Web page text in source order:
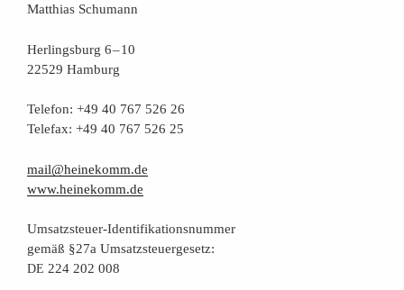
Mat­thi­as Schumann
Her­lings­burg 6 – 10
22529 Hamburg
Tele­fon: +49 40 767 526 26
Tele­fax: +49 40 767 526 25
mail@heinekomm.de
www.heinekomm.de
Umsatz­steu­er-Iden­ti­fi­ka­ti­ons­num­mer
gemäß §27a Umsatzsteuergesetz:
DE 224 202 008